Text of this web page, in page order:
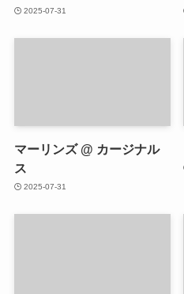
2025-07-31
マーリンズ @ カージナル
ス
2025-07-31